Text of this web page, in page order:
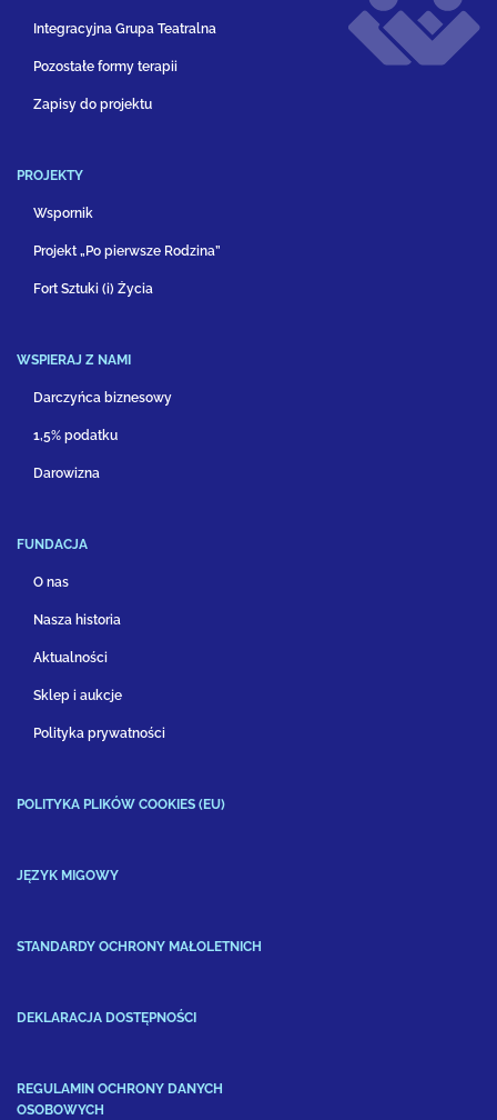
Integracyjna Grupa Teatralna
Pozostałe formy terapii
Zapisy do projektu
PROJEKTY
Wspornik
Projekt „Po pierwsze Rodzina”
Fort Sztuki (i) Życia
WSPIERAJ Z NAMI
Darczyńca biznesowy
1,5% podatku
Darowizna
FUNDACJA
O nas
Nasza historia
Aktualności
Sklep i aukcje
Polityka prywatności
POLITYKA PLIKÓW COOKIES (EU)
JĘZYK MIGOWY
STANDARDY OCHRONY MAŁOLETNICH
DEKLARACJA DOSTĘPNOŚCI
REGULAMIN OCHRONY DANYCH
OSOBOWYCH